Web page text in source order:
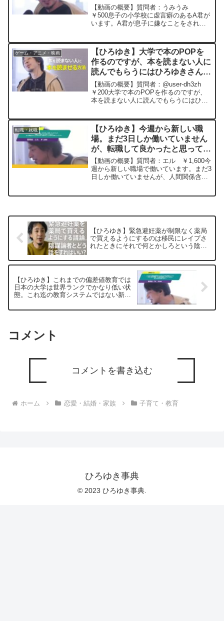
したらA君に関わらないようにし
てもらえるでしょうかー ひろゆ
き切り抜き 20240522
【動画の概要】質問者：うみうみ
￥500息子の小学校に虚言癖のあるA君が
います。A君が息子に嫌なことをされた
題は解決したのですが、それ以来息子は
A君に関わらないようにし...
ゲーム・アニメ・映画
【ひろゆき】大学で本のPOPを
作るのですが、本を読まない人に
読んでもらうにはひろゆきさんな
らどうしますか。ー ひろゆき切
り抜き 20260126
【動画の概要】質問者：@user-dh3zh
￥200大学で本のPOPを作るのですが、
本を読まない人に読んでもらうにはひろ
きさんの動画で、寄せられた質問につい
て、一問...
転職・就職
【ひろゆき】今週から新しい職
場。まだ3日しか働いていません
が、転職して良かったと思ってい
ます。良い環境を作り上げるため
に心掛けることがあれば教えてく
ださいー ひろゆき切り抜き
【動画の概要】質問者：エル ￥1,600今
週から新しい職場で働いています。まだ3
日しか働いていませんが、人間関係含め
【ひろゆき】緊急避妊薬が制限なく薬局
で買えるようにするのは移民にレイプさ
れたときにそれで何とかしろという陰謀
ゆき切り抜き 20250831
【ひろゆき】これまでの偏差値教育では
日本の大学は世界ランクでかなり低い状
態。これ迄の教育システムではない新た
き 20250705
コメント
コメントを書き込む
ホーム 恋愛・結婚・家族 子育て・教育
ひろゆき事典
© 2023 ひろゆき事典.